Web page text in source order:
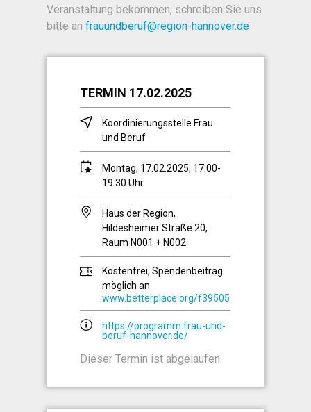
Veranstaltung bekommen, schreiben Sie uns
bitte anfrauundberuf@region-hannover.de
TERMIN 17.02.2025
Koordinierungsstelle Frau
und Beruf
Montag, 17.02.2025, 17:00-
19:30 Uhr
Haus der Region,
Hildesheimer Straße 20,
Raum N001 + N002
Kostenfrei, Spendenbeitrag
möglich an
www.betterplace.org/f39505
https://programm.frau-und-
beruf-hannover.de/
Dieser Termin ist abgelaufen.